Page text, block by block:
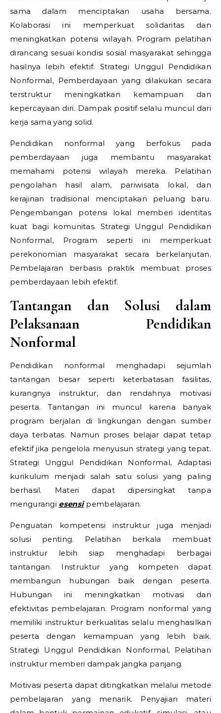
sama dalam menciptakan usaha bersama.
Kolaborasi ini memperkuat solidaritas dan
meningkatkan potensi wilayah. Program pelatihan
dirancang sesuai kondisi sosial masyarakat sehingga
hasilnya lebih efektif. Strategi Unggul Pendidikan
Nonformal, Pemberdayaan yang dilakukan secara
terstruktur meningkatkan kemampuan dan
kepercayaan diri. Dampak positif selalu muncul dari
kerja sama yang solid.
Pendidikan nonformal yang berfokus pada
pemberdayaan juga membantu masyarakat
memahami potensi wilayah mereka. Pelatihan
pengolahan hasil alam, pariwisata lokal, dan
kerajinan tradisional menciptakan peluang baru.
Pengembangan potensi lokal memberi identitas
kuat bagi komunitas. Strategi Unggul Pendidikan
Nonformal, Program seperti ini memperkuat
perekonomian masyarakat secara berkelanjutan.
Pembelajaran berbasis praktik membuat proses
pemberdayaan lebih efektif.
Tantangan dan Solusi dalam
Pelaksanaan Pendidikan
Nonformal
Pendidikan nonformal menghadapi sejumlah
tantangan besar seperti keterbatasan fasilitas,
kurangnya instruktur, dan rendahnya motivasi
peserta. Tantangan ini muncul karena banyak
program berjalan di lingkungan dengan sumber
daya terbatas. Namun proses belajar dapat tetap
efektif jika pengelola menyusun strategi yang tepat.
Strategi Unggul Pendidikan Nonformal, Adaptasi
kurikulum menjadi salah satu solusi yang paling
berhasil. Materi dapat dipersingkat tanpa
mengurangi esensipembelajaran.
Penguatan kompetensi instruktur juga menjadi
solusi penting. Pelatihan berkala membuat
instruktur lebih siap menghadapi berbagai
tantangan. Instruktur yang kompeten dapat
membangun hubungan baik dengan peserta.
Hubungan ini meningkatkan motivasi dan
efektivitas pembelajaran. Program nonformal yang
memiliki instruktur berkualitas selalu menghasilkan
peserta dengan kemampuan yang lebih baik.
Strategi Unggul Pendidikan Nonformal, Pelatihan
instruktur memberi dampak jangka panjang.
Motivasi peserta dapat ditingkatkan melalui metode
pembelajaran yang menarik. Penyajian materi